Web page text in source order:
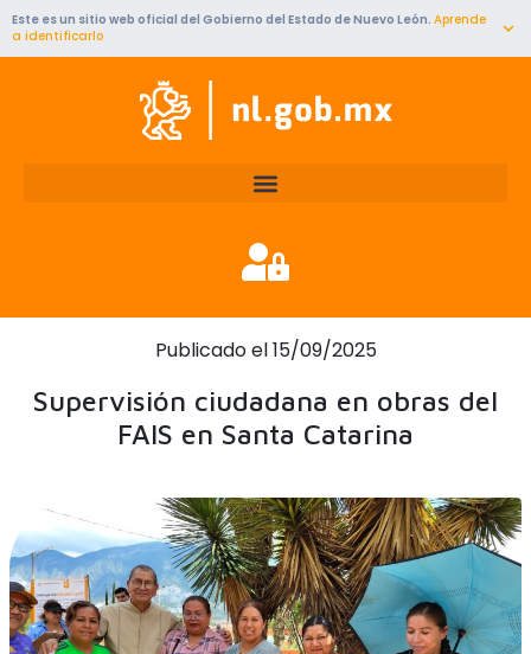
al
Este es un sitio web oficial del Gobierno del Estado de Nuevo León. Aprende
a identificarlo
Publicado el 15/09/2025
Supervisión ciudadana en obras del
FAIS en Santa Catarina